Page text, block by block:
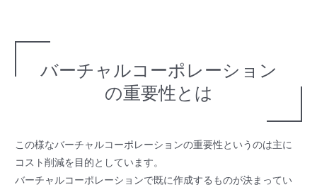
バーチャルコーポレーション
の重要性とは
この様なバーチャルコーポレーションの重要性というのは主に
コスト削減を目的としています。
バーチャルコーポレーションで既に作成するものが決まってい